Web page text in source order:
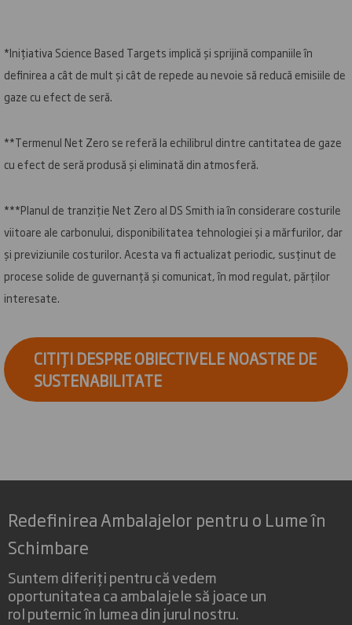
*Inițiativa Science Based Targets implică și sprijină companiile în
definirea a cât de mult și cât de repede au nevoie să reducă emisiile de
gaze cu efect de seră.
**Termenul Net Zero se referă la echilibrul dintre cantitatea de gaze
cu efect de seră produsă și eliminată din atmosferă.
***Planul de tranziție Net Zero al DS Smith ia în considerare costurile
viitoare ale carbonului, disponibilitatea tehnologiei și a mărfurilor, dar
și previziunile costurilor. Acesta va fi actualizat periodic, susținut de
procese solide de guvernanță și comunicat, în mod regulat, părților
interesate.
CITIȚI DESPRE OBIECTIVELE NOASTRE DE
SUSTENABILITATE
Redefinirea Ambalajelor pentru o Lume în
Schimbare
Suntem diferiți pentru că vedem
oportunitatea ca ambalajele să joace un
rol puternic în lumea din jurul nostru.